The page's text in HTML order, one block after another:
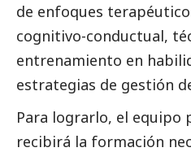
de enfoques
cognitivo-conductual,
entrenamiento en
estrategias de gestión
Para lograrlo, el equipo
recibirá la formación